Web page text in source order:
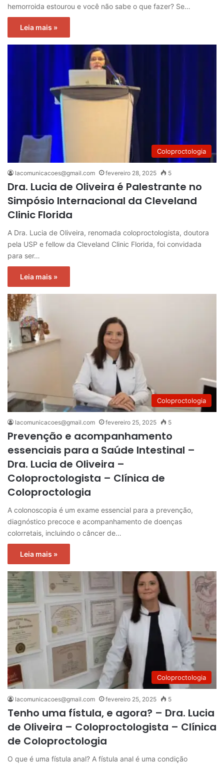
hemorroida estourou e você não sabe o que fazer? Se…
Leia mais »
Coloproctologia
lacomunicacoes@gmail.com fevereiro 28, 2025 5
Dra. Lucia de Oliveira é Palestrante no
Simpósio Internacional da Cleveland
Clinic Florida
A Dra. Lucia de Oliveira, renomada coloproctologista, doutora
pela USP e fellow da Cleveland Clinic Florida, foi convidada
para ser…
Leia mais »
Coloproctologia
lacomunicacoes@gmail.com fevereiro 25, 2025 5
Prevenção e acompanhamento
essenciais para a Saúde Intestinal –
Dra. Lucia de Oliveira –
Coloproctologista – Clínica de
Coloproctologia
A colonoscopia é um exame essencial para a prevenção,
diagnóstico precoce e acompanhamento de doenças
colorretais, incluindo o câncer de…
Leia mais »
Coloproctologia
lacomunicacoes@gmail.com fevereiro 25, 2025 5
Tenho uma fístula, e agora? – Dra. Lucia
de Oliveira – Coloproctologista – Clínica
de Coloproctologia
O que é uma fístula anal? A fístula anal é uma condição